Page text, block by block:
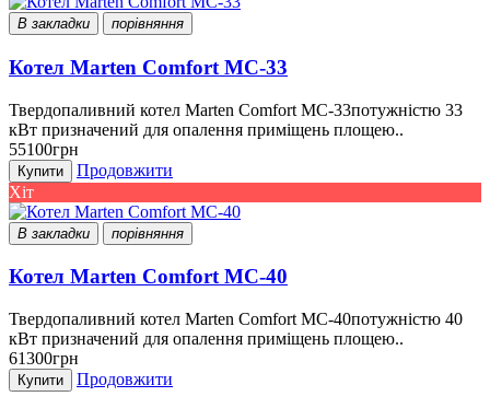
В закладки порівняння
Котел Marten Comfort MC-33
Твердопаливний котел Marten Comfort MC-33потужністю 33
кВт призначений для опалення приміщень площею..
55100грн
Купити
Продовжити
Хіт
В закладки порівняння
Котел Marten Comfort MC-40
Твердопаливний котел Marten Comfort MC-40потужністю 40
кВт призначений для опалення приміщень площею..
61300грн
Купити Продовжити